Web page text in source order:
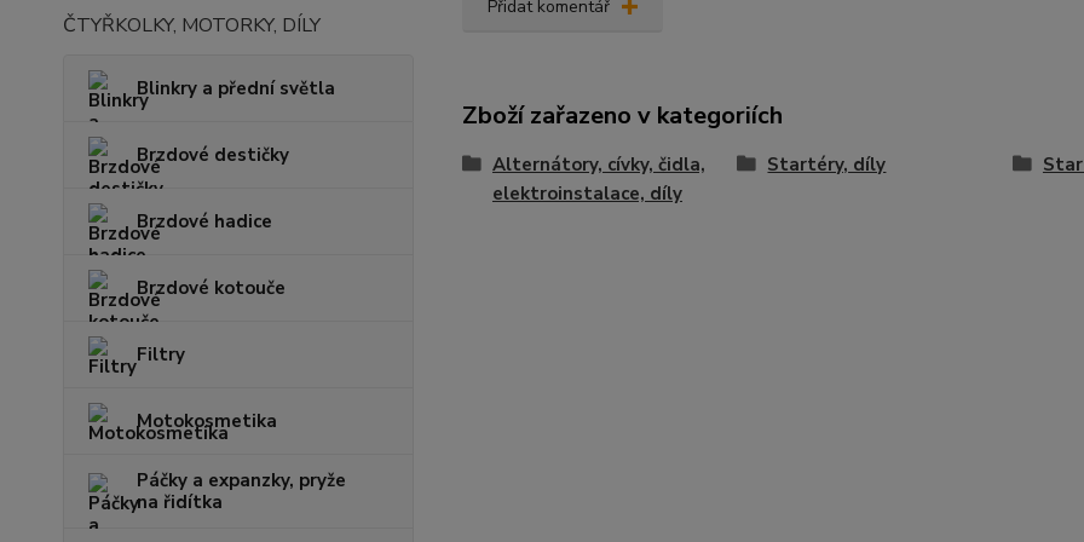
ČTYŘKOLKY, MOTORKY, DÍLY
Blinkry a přední světla
Brzdové destičky
Brzdové hadice
Brzdové kotouče
Filtry
Motokosmetika
Páčky a expanzky, pryže
na řidítka
Přidat komentář
Zboží zařazeno v kategoriích
Alternátory, cívky, čidla,
elektroinstalace, díly
Startéry, díly